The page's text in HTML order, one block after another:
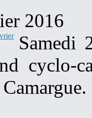
2016
Samedi
cyclo-